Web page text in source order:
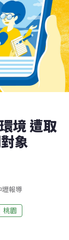
境 遭取
象
報導
桃園